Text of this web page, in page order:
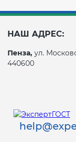
НАШ АДРЕС:
Пенза, ул.
440600